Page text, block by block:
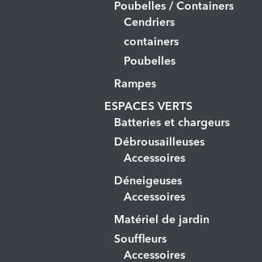
Poubelles / Containers
Cendriers
containers
Poubelles
Rampes
ESPACES VERTS
Batteries et chargeurs
Débrousailleuses
Accessoires
Déneigeuses
Accessoires
Matériel de jardin
Souffleurs
Accessoires